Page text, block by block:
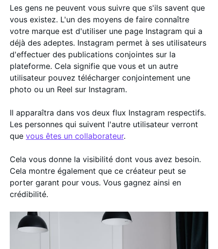
Les gens ne peuvent vous suivre que s'ils savent que
vous existez. L'un des moyens de faire connaître
votre marque est d'utiliser une page Instagram qui a
déjà des adeptes. Instagram permet à ses utilisateurs
d'effectuer des publications conjointes sur la
plateforme. Cela signifie que vous et un autre
utilisateur pouvez télécharger conjointement une
photo ou un Reel sur Instagram.
Il apparaîtra dans vos deux flux Instagram respectifs.
Les personnes qui suivent l'autre utilisateur verront
que vous êtes un collaborateur.
Cela vous donne la visibilité dont vous avez besoin.
Cela montre également que ce créateur peut se
porter garant pour vous. Vous gagnez ainsi en
crédibilité.